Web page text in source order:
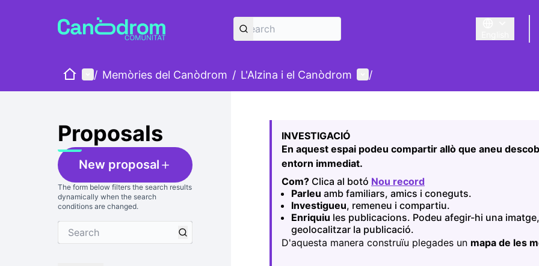
Triar la llengua
HomeMain menu
/ Memòries del Canòdrom / L'Alzina i el Canòdrom User menu
/
Proposals
New proposal
The form below filters the search results
dynamically when the search
conditions are changed.
INVESTIGACIÓ
En aquest espai podeu compartir allò que aneu
entorn immediat.
Com? Clica al botó Nou record
(Opens in new tab)
Parleu amb familiars, amics i coneguts.
Investigueu, remeneu i compartiu.
Enriquiu les publicacions. Podeu afegir-hi una
geolocalitzar la publicació.
D'aquesta manera construïu plegades un mapa de les